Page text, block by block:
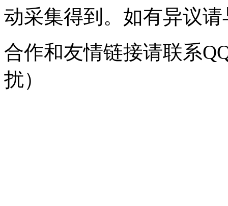
动采集得到。如有异议
合作和友情链接请联系
扰）